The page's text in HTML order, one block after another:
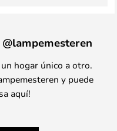
hogar único a otro.
y puede
aquí!